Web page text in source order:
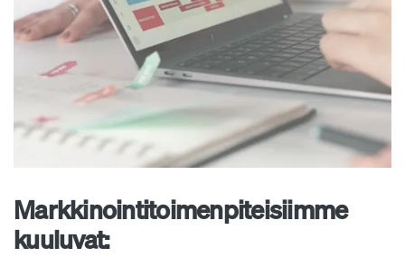
Markkinointitoimenpiteisiimme
kuuluvat: